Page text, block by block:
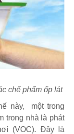
chế phẩm ốp lát
này, một trong
trong nhà là phát
(VOC). Đây là